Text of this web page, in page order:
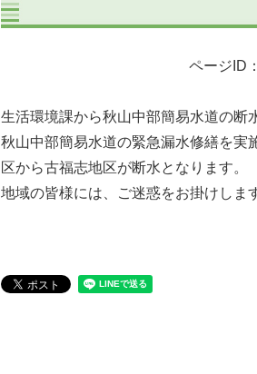
ページID
生活環境課から秋山中部簡易水道の断
秋山中部簡易水道の緊急漏水修繕を実
区から古福志地区が断水となります。
地域の皆様には、ご迷惑をお掛けしま